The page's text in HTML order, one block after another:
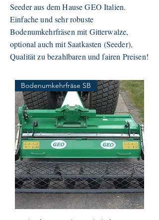
Seeder aus dem Hause GEO Italien.
Einfache und sehr robuste
Bodenumkehrfräsen mit Gitterwalze,
optional auch mit Saatkasten (Seeder),
Qualität zu bezahlbaren und fairen Preisen!
Bodenumkehrfräse SB